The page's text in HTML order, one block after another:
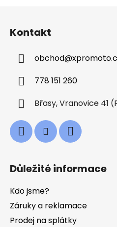
Kontakt
obchod@
778 151 260
Břasy, Vranovice 41
Důležité informace
Kdo jsme?
Záruky a reklamace
Prodej na splátky